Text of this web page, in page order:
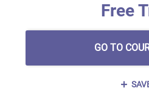
Free
GO TO